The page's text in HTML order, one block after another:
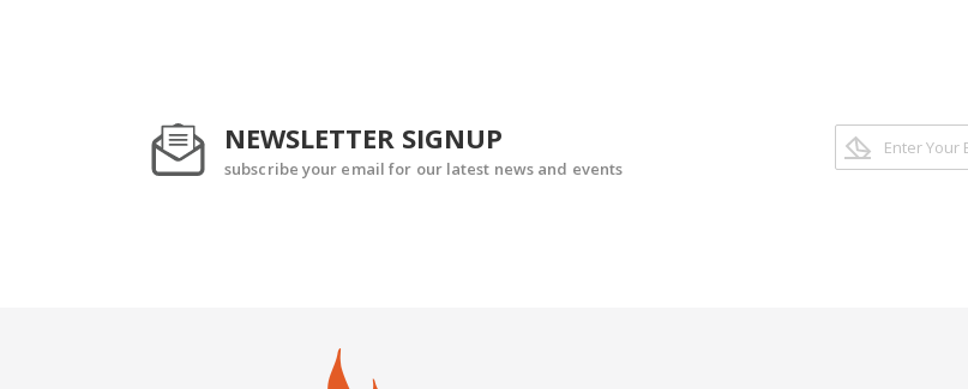
NEWSLETTER SIGNUP
subscribe your email for our latest news and events